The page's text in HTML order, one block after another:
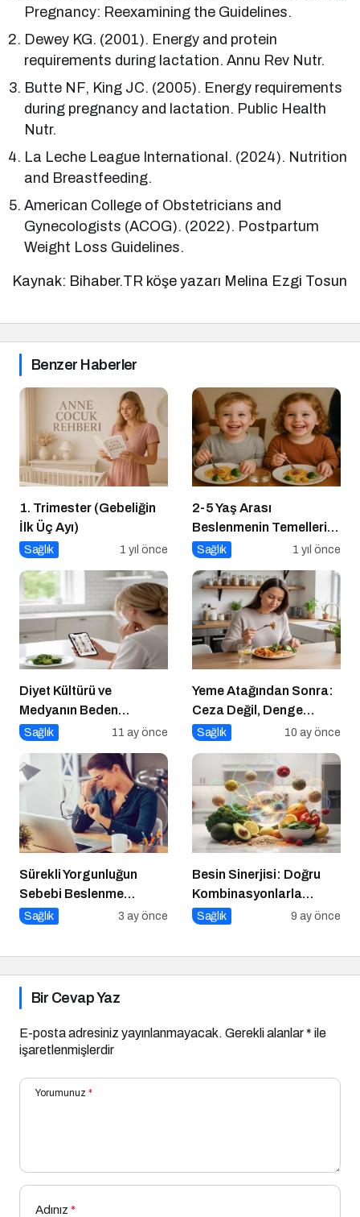
Pregnancy: Reexamining the Guidelines.
Dewey KG. (2001). Energy and protein
requirements during lactation. Annu Rev Nutr.
Butte NF, King JC. (2005). Energy requirements
during pregnancy and lactation. Public Health
Nutr.
La Leche League International. (2024). Nutrition
and Breastfeeding.
American College of Obstetricians and
Gynecologists (ACOG). (2022). Postpartum
Weight Loss Guidelines.
Kaynak: Bihaber.TR köşe yazarı Melina Ezgi Tosun
Benzer Haberler
1. Trimester (Gebeliğin
İlk Üç Ayı)
Sağlık 1 yıl önce
2-5 Yaş Arası
Beslenmenin Temelleri:
Okul Öncesi Dönemde
Sağlık 1 yıl önce
Diyet Kültürü ve
Medyanın Beden
Algısına Etkisi
Sağlık 11 ay önce
Yeme Atağından Sonra:
Ceza Değil, Denge
Zamanı
Sağlık 10 ay önce
Sürekli Yorgunluğun
Sebebi Beslenme
Olabilir mi?
Sağlık 3 ay önce
Besin Sinerjisi: Doğru
Kombinasyonlarla
Besinlerin Gücünü Artırın
Sağlık 9 ay önce
Bir Cevap Yaz
E-posta adresiniz yayınlanmayacak. Gerekli alanlar* ile
işaretlenmişlerdir
Yorumunuz *
Adınız *